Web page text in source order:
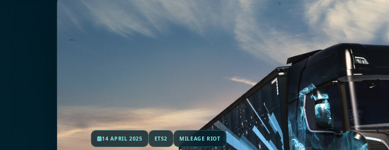
14 APRIL 2025 ETS2 MILEAGE RIOT